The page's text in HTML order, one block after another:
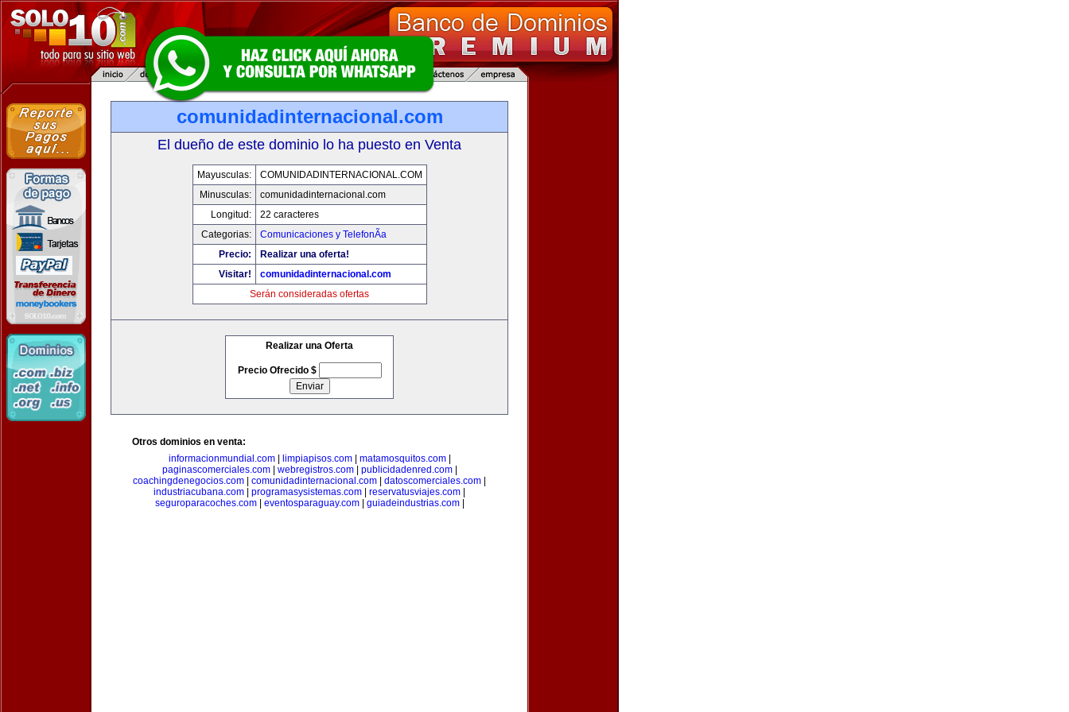
comunidadinternacional.com
El dueño de este dominio lo ha puesto en Venta
Mayusculas:
COMUNIDADINTERNACIONAL.COM
Minusculas:
comunidadinternacional.com
Longitud:
22 caracteres
Categorias:
Comunicaciones y TelefonÃ­a
Precio:
Realizar una oferta!
Visitar!
comunidadinternacional.com
Serán consideradas ofertas
Realizar una Oferta
Precio Ofrecido $
Otros dominios en venta:
informacionmundial.com| limpiapisos.com| matamosquitos.com|
paginascomerciales.com| webregistros.com| publicidadenred.com|
coachingdenegocios.com
comunidadinternacional.com datoscomerciales.com
industriacubana.com
programasysistemas.com reservatusviajes.com
seguroparacoches.com| eventosparaguay.com| guiadeindustrias.com|